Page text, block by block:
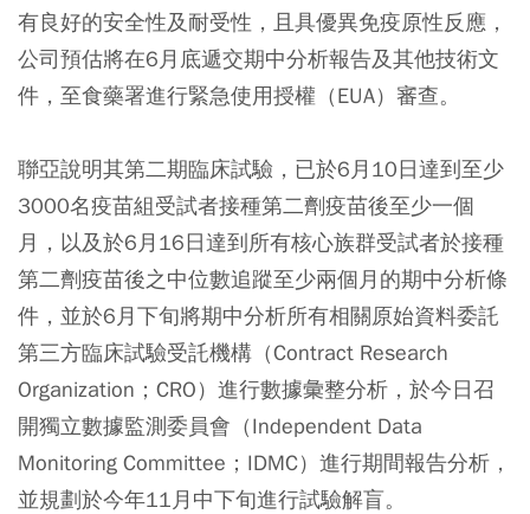
有良好的安全性及耐受性，且具優異免疫原性反應，
公司預估將在6月底遞交期中分析報告及其他技術文
件 ，至食藥署進行緊急使用授權（EUA）審查。
聯亞說明其第二期臨床試驗，已於6月10日達到至少
3000名疫苗組受試者接種第二劑疫苗後至少一個
月，以及於6月16日達到所有核心族群受試者於接種
第二劑疫苗後之中位數追蹤至少兩個月的期中分析條
件，並於6月下旬將期中分析所有相關原始資料委託
第三方臨床試驗受託機構（Contract Research
Organization；CRO）進行數據彙整分析，於今日召
開獨立數據監測委員會（Independent Data
Monitoring Committee；IDMC）進行期間報告分析，
並規劃於今年11月中下旬進行試驗解盲。